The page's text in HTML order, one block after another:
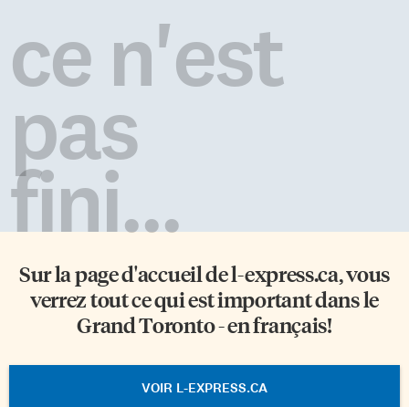
ce n'est
pas
fini...
Sur la page d'accueil del-express.ca, vous
verrez tout ce qui est important dans le
Grand Toronto - en français!
VOIR L-EXPRESS.CA